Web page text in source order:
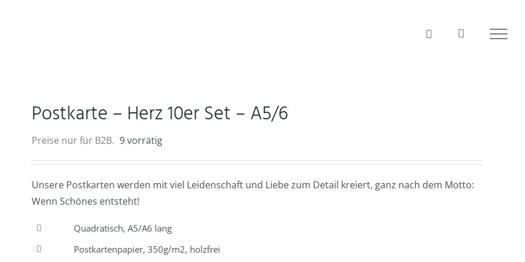
Postkarte – Herz 10er Set – A5/6
Preise nur für B2B. 9 vorrätig
Unsere Postkarten werden mit viel Leidenschaft und Liebe zum Detail kreiert, ganz nach dem Motto:
Wenn Schönes entsteht!
Quadratisch, A5/A6 lang
Postkartenpapier, 350g/m2, holzfrei